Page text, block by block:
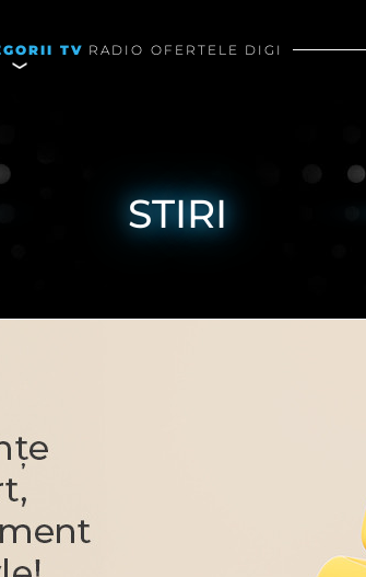
TV RADIO OFERTELE DIGI
STIRI